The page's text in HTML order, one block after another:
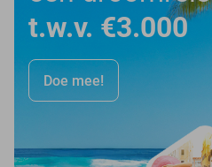
t.w.v. €3.000
Doe mee!